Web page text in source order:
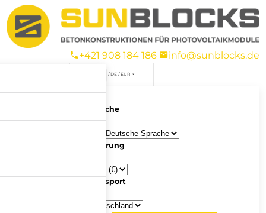
+421 908 184 186 info@sunblocks.de
/ DE / EUR
Sprache
Währung
Transport